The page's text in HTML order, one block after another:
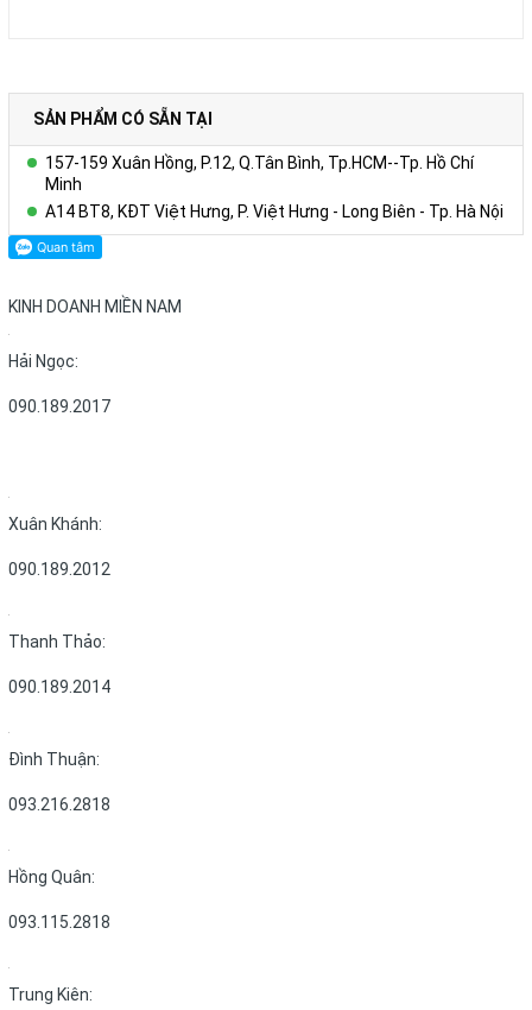
SẢN PHẨM CÓ SẴN TẠI
157-159 Xuân Hồng, P.12, Q.Tân Bình, Tp.HCM--Tp. Hồ Chí
Minh
A14 BT8, KĐT Việt Hưng, P. Việt Hưng - Long Biên - Tp. Hà Nội
KINH DOANH MIỀN NAM
Hải Ngọc:
090.189.2017
Xuân Khánh:
090.189.2012
Thanh Thảo:
090.189.2014
Đình Thuận:
093.216.2818
Hồng Quân:
093.115.2818
Trung Kiên: